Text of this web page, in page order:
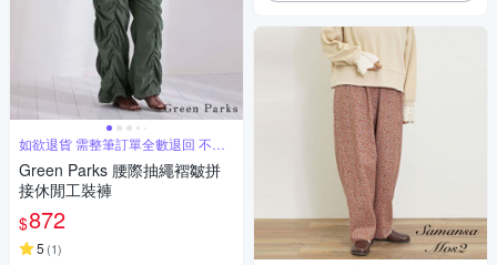
如欲退貨 需整筆訂單全數退回 不能
單退
Green Parks 腰際抽繩褶皺拼
接休閒工裝褲
$872
5 (1)